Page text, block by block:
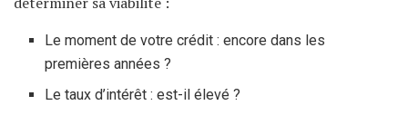
Le moment de votre crédit : encore dans les
premières années ?
Le taux d’intérêt : est-il élevé ?